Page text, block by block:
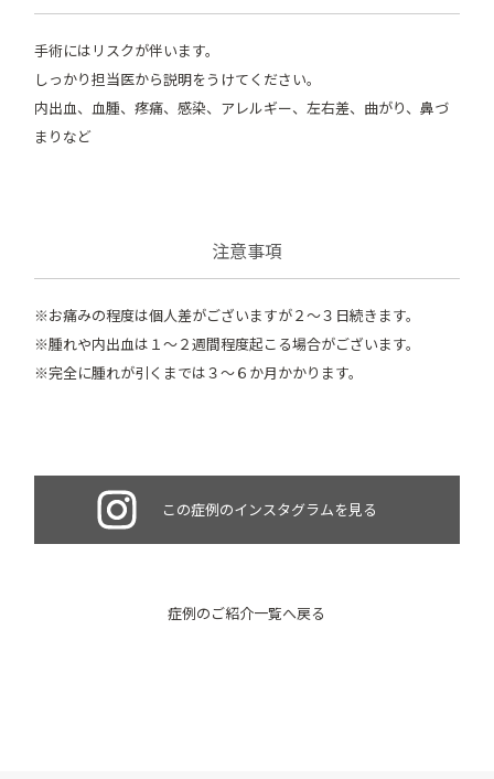
手術にはリスクが伴います。
しっかり担当医から説明をうけてください。
内出血、血腫、疼痛、感染、アレルギー、左右差、曲がり、鼻づ
まりなど
注意事項
※お痛みの程度は個人差がございますが２～３日続きます。
※腫れや内出血は１～２週間程度起こる場合がございます。
※完全に腫れが引くまでは３～６か月かかります。
この症例のインスタグラムを見る
症例のご紹介一覧へ戻る